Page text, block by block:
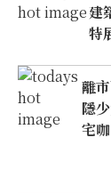
建
特
離
隱
宅